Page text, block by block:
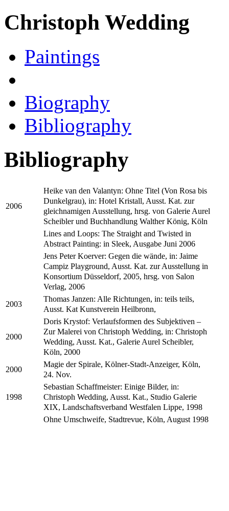
Christoph Wedding
Paintings
Biography
Bibliography
Bibliography
2006
Heike van den Valantyn: Ohne Titel (Von Rosa bis
Dunkelgrau), in: Hotel Kristall, Ausst. Kat. zur
gleichnamigen Ausstellung, hrsg. von Galerie Aurel
Scheibler und Buchhandlung Walther König, Köln
Lines and Loops: The Straight and Twisted in
Abstract Painting: in Sleek, Ausgabe Juni 2006
Jens Peter Koerver: Gegen die wände, in: Jaime
Campiz Playground, Ausst. Kat. zur Ausstellung in
Konsortium Düsseldorf, 2005, hrsg. von Salon
Verlag, 2006
2003
Thomas Janzen: Alle Richtungen, in: teils teils,
Ausst. Kat Kunstverein Heilbronn,
2000
Doris Krystof: Verlaufsformen des Subjektiven –
Zur Malerei von Christoph Wedding, in: Christoph
Wedding, Ausst. Kat., Galerie Aurel Scheibler,
Köln, 2000
2000
Magie der Spirale, Kölner-Stadt-Anzeiger, Köln,
24. Nov.
1998
Sebastian Schaffmeister: Einige Bilder, in:
Christoph Wedding, Ausst. Kat., Studio Galerie
XIX, Landschaftsverband Westfalen Lippe, 1998
Ohne Umschweife, Stadtrevue, Köln, August 1998